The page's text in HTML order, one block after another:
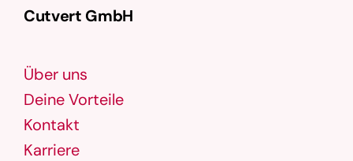
Cutvert GmbH
Über uns
Deine Vorteile
Kontakt
Karriere